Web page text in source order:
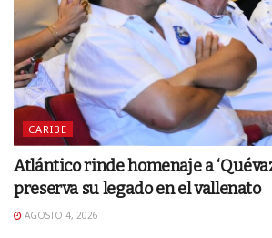
CARIBE
Atlántico rinde homenaje a
preserva su legado en el vallenato
AGOSTO 4, 2026